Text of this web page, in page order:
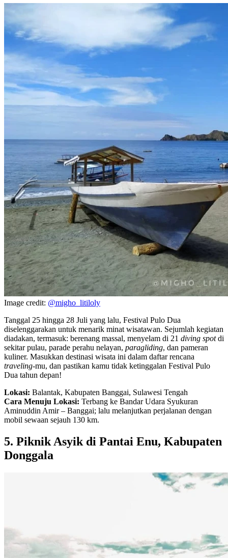
Image credit: @migho_litiloly
Tanggal 25 hingga 28 Juli yang lalu, Festival Pulo Dua
diselenggarakan untuk menarik minat wisatawan. Sejumlah kegiatan
diadakan, termasuk: berenang massal, menyelam di 21 diving spotdi
sekitar pulau, parade perahu nelayan, paragliding, dan pameran
kuliner. Masukkan destinasi wisata ini dalam daftar rencana
traveling-mu, dan pastikan kamu tidak ketinggalan Festival Pulo
Dua tahun depan!
Lokasi: Balantak, Kabupaten Banggai, Sulawesi Tengah
Cara Menuju Lokasi: Terbang ke Bandar Udara Syukuran
Aminuddin Amir – Banggai; lalu melanjutkan perjalanan dengan
mobil sewaan sejauh 130 km.
5. Piknik Asyik di Pantai Enu, Kabupaten
Donggala